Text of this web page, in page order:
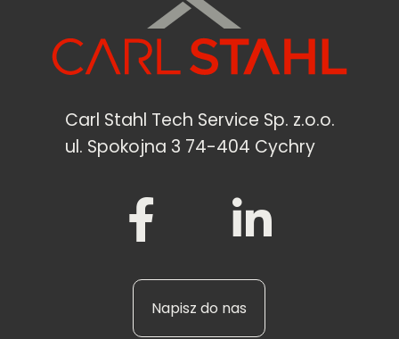
Carl Stahl Tech Service Sp. z.o.o.
ul. Spokojna 3 74-404 Cychry
Napisz do nas